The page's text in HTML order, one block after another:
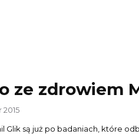
ze zdrowiem
2015
Glik są już po badaniach, które